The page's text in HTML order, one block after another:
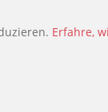
Erfahre,